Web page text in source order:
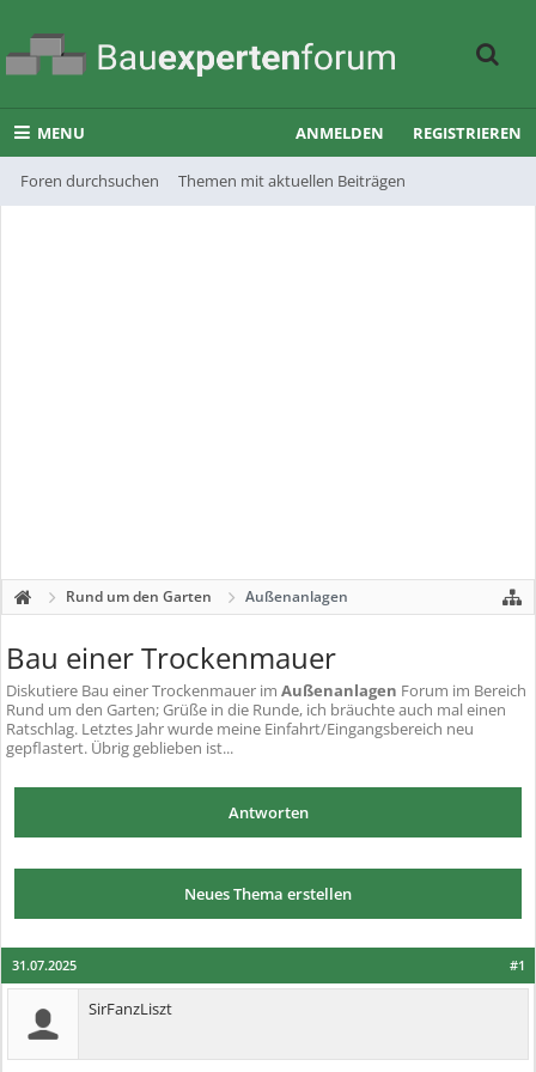
MENU
Foren durchsuchen Themen mit aktuellen Beiträgen
ANMELDEN REGISTRIEREN
Rund um den Garten Außenanlagen
Bau einer Trockenmauer
Diskutiere Bau einer Trockenmauer im Außenanlagen Forum im Bereich
Rund um den Garten; Grüße in die Runde, ich bräuchte auch mal einen
Ratschlag. Letztes Jahr wurde meine Einfahrt/Eingangsbereich neu
gepflastert. Übrig geblieben ist...
Antworten
Neues Thema erstellen
#1
31.07.2025
SirFanzLiszt